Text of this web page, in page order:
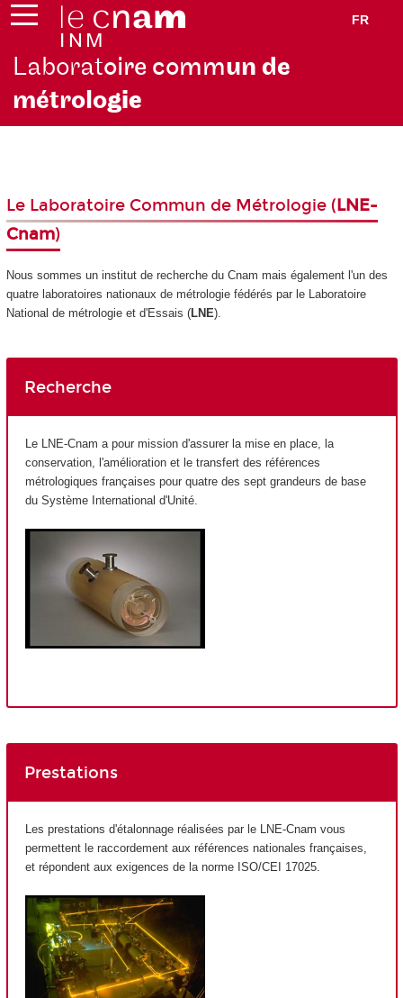
FR
Laboratoire commun de
métrologie
Le Laboratoire Commun de Métrologie (LNE-
Cnam)
Nous sommes un institut de recherche du Cnam mais également l'un des
quatre laboratoires nationaux de métrologie fédérés par le Laboratoire
National de métrologie et d'Essais (LNE).
Recherche
Le LNE-Cnam a pour mission d'assurer la mise en place, la
conservation, l'amélioration et le transfert des références
métrologiques françaises pour quatre des sept grandeurs de base
du Système International d'Unité.
Prestations
Les prestations d'étalonnage réalisées par le LNE-Cnam vous
permettent le raccordement aux références nationales françaises,
et répondent aux exigences de la norme ISO/CEI 17025.